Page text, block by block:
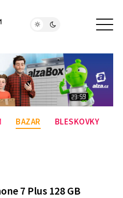
BAZAR BLESKOVKY
7 Plus 128 GB